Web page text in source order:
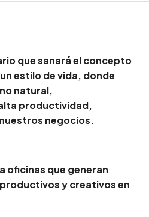
que sanará el concepto
estilo de vida, donde
natural,
productividad,
negocios.
oficinas que generan
y creativos en